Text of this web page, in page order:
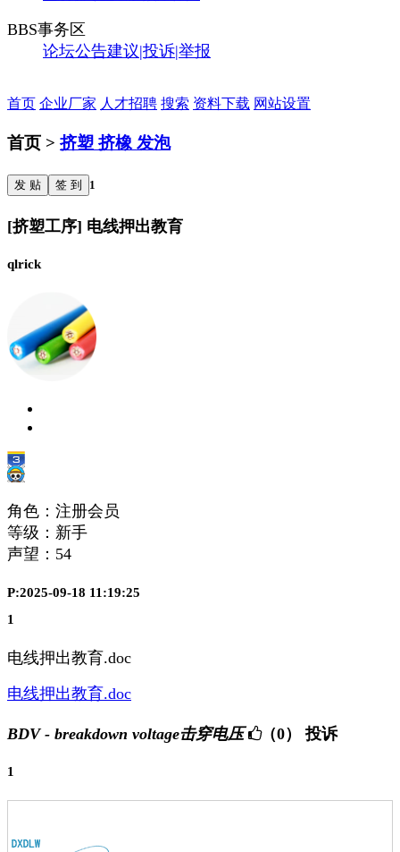
BBS事务区
论坛公告建议|投诉|举报
首页 企业厂家 人才招聘 搜索 资料下载 网站设置
首页 > 挤塑 挤橡 发泡
发 贴 签 到 1
[挤塑工序] 电线押出教育
qlrick
角色：注册会员
等级：新手
声望： 54
P:2025-09-18 11:19:25
1
电线押出教育.doc
电线押出教育.doc
BDV - breakdown voltage击穿电压 （0） 投诉
1